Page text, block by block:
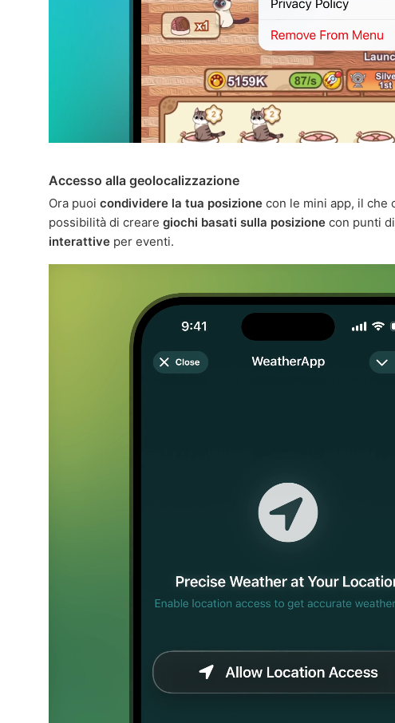
Accesso alla geolocalizzazione
Ora puoi condividere la tua posizione con le mini app, il che
possibilità di creare giochi basati sulla posizione con punti
interattive per eventi.